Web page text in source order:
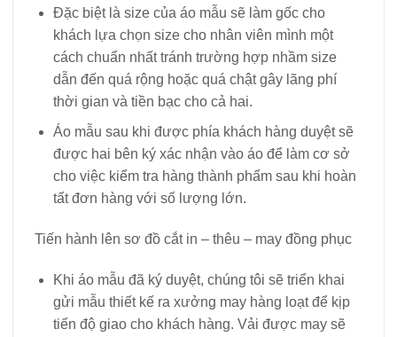
Đặc biệt là size của áo mẫu sẽ làm gốc cho
khách lựa chọn size cho nhân viên mình một
cách chuẩn nhất tránh trường hợp nhầm size
dẫn đến quá rộng hoặc quá chật gây lãng phí
thời gian và tiền bạc cho cả hai.
Áo mẫu sau khi được phía khách hàng duyệt sẽ
được hai bên ký xác nhận vào áo để làm cơ sở
cho việc kiểm tra hàng thành phẩm sau khi hoàn
tất đơn hàng với số lượng lớn.
Tiến hành lên sơ đồ cắt in – thêu – may đồng phục
Khi áo mẫu đã ký duyệt, chúng tôi sẽ triển khai
gửi mẫu thiết kế ra xưởng may hàng loạt để kịp
tiến độ giao cho khách hàng. Vải được may sẽ